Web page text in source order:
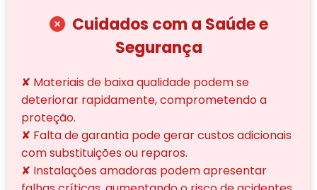
Cuidados com a Saúde e
Segurança
✘ Materiais de baixa qualidade podem se
deteriorar rapidamente, comprometendo a
proteção.
✘ Falta de garantia pode gerar custos adicionais
com substituições ou reparos.
✘ Instalações amadoras podem apresentar